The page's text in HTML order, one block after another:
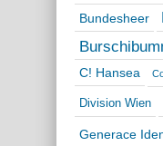
Bundesheer
C! Hansea
Division Wien
Generace